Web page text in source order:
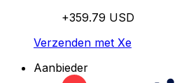
+359.79 USD
Verzenden met Xe
Aanbieder